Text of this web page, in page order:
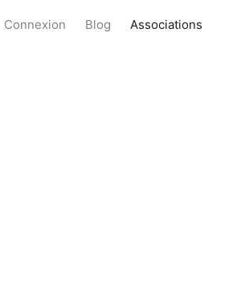
Connexion Blog Associations